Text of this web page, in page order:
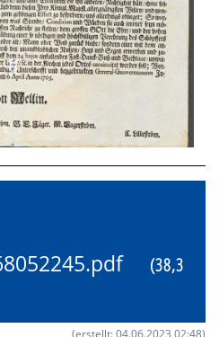
(38,3
(erstellt: 04.06.2023 02:48)